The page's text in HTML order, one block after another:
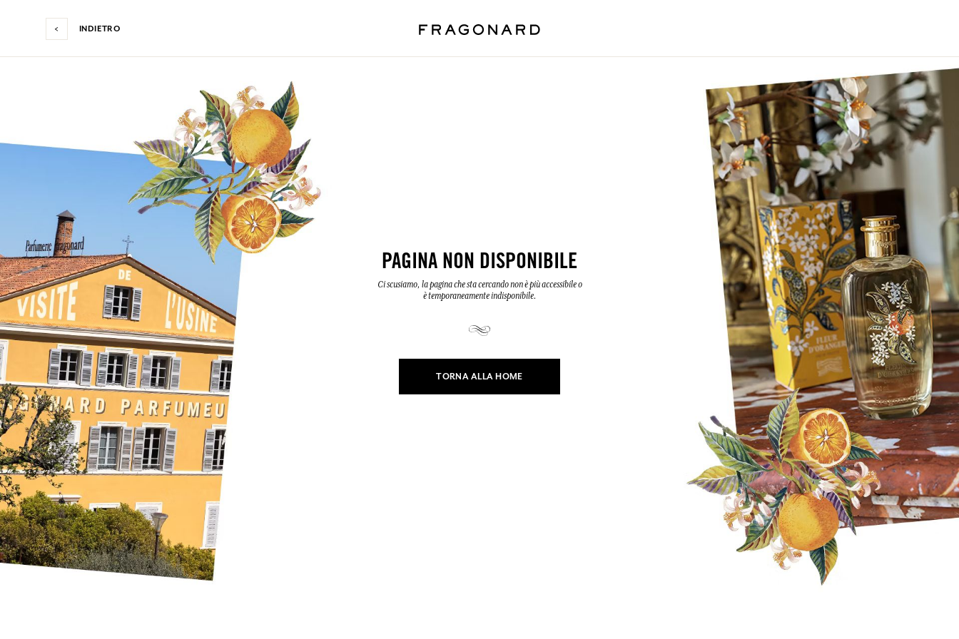
INDIETRO
PAGINA NON DISPONIBILE
Ci scusiamo, la pagina che sta cercando non è più accessibile o
è temporaneamente indisponibile.
TORNA ALLA HOME